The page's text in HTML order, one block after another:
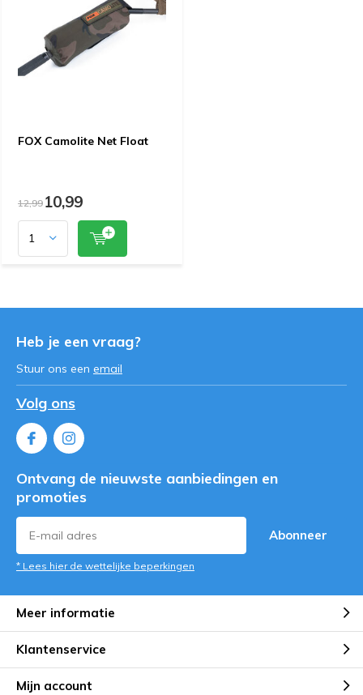
FOX Camolite Net Float
12,9910,99
Heb je een vraag?
Stuur ons een email
Volg ons
Ontvang de nieuwste aanbiedingen en
promoties
Abonneer
* Lees hier de wettelijke beperkingen
Meer informatie
Klantenservice
Mijn account